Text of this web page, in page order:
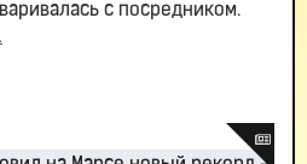
с посредником.